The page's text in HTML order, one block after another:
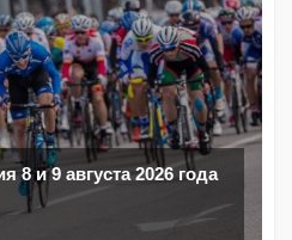
8 и 9 августа 2026 года